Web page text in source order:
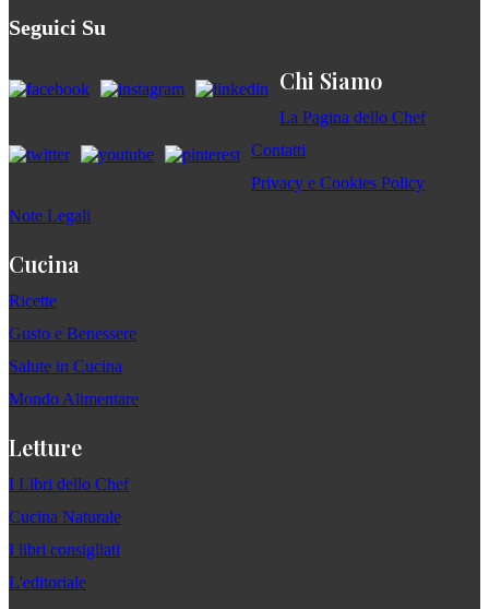
Seguici Su
Chi Siamo
La Pagina dello Chef
Contatti
Privacy e Cookies Policy
Note Legali
Cucina
Ricette
Gusto e Benessere
Salute in Cucina
Mondo Alimentare
Letture
I Libri dello Chef
Cucina Naturale
I libri consigliati
L'editoriale